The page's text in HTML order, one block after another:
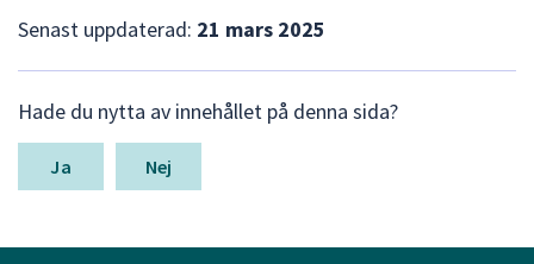
Senast uppdaterad: 21 mars 2025
ä
m
a
y
Hade du nytta av innehållet på denna sida?
Nej